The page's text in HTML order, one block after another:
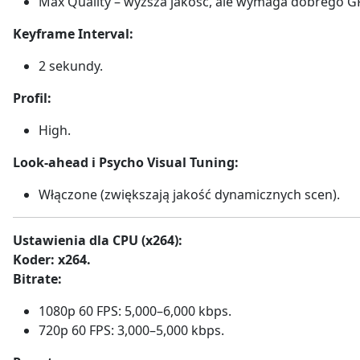
Keyframe Interval:
2 sekundy.
Profil:
High.
Look-ahead i Psycho Visual Tuning:
Włączone (zwiększają jakość dynamicznych scen).
Ustawienia dla CPU (x264):
Koder: x264.
Bitrate:
1080p 60 FPS: 5,000–6,000 kbps.
720p 60 FPS: 3,000–5,000 kbps.